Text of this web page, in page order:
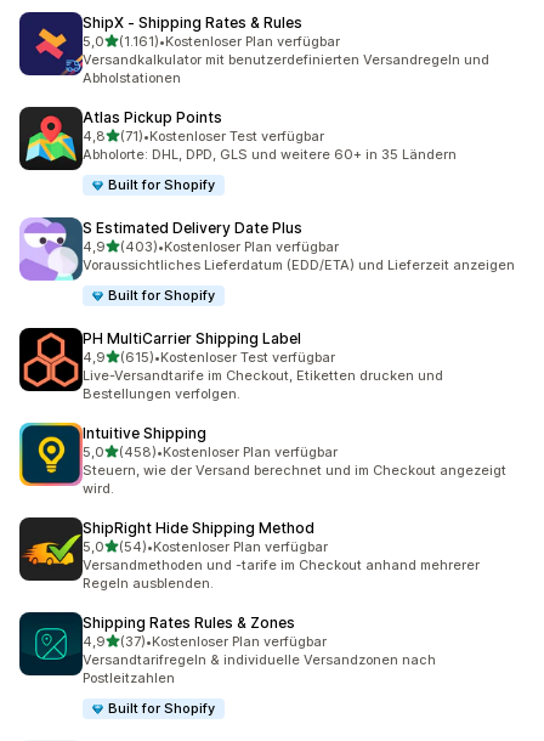
ShipX ‑ Shipping Rates & Rules
5,0von 5 Sternen
(1.161)
1161 Rezensionen insgesamt
•Kostenloser Plan verfügbar
Versandkalkulator mit benutzerdefinierten Versandregeln und
Abholstationen
Atlas Pickup Points
4,8von 5 Sternen
(71)
71 Rezensionen insgesamt
•Kostenloser Test verfügbar
Abholorte: DHL, DPD, GLS und weitere 60+ in 35 Ländern
Built for Shopify
S Estimated Delivery Date Plus
4,9von 5 Sternen
(403)
403 Rezensionen insgesamt
•Kostenloser Plan verfügbar
Voraussichtliches Lieferdatum (EDD/ETA) und Lieferzeit anzeigen
Built for Shopify
PH MultiCarrier Shipping Label
4,9von 5 Sternen
(615)
615 Rezensionen insgesamt
•Kostenloser Test verfügbar
Live-Versandtarife im Checkout, Etiketten drucken und
Bestellungen verfolgen.
Intuitive Shipping
5,0von 5 Sternen
(458)
458 Rezensionen insgesamt
•Kostenloser Plan verfügbar
Steuern, wie der Versand berechnet und im Checkout angezeigt
wird.
ShipRight Hide Shipping Method
5,0von 5 Sternen
(54)
54 Rezensionen insgesamt
•Kostenloser Plan verfügbar
Versandmethoden und -tarife im Checkout anhand mehrerer
Regeln ausblenden.
Shipping Rates Rules & Zones
4,9von 5 Sternen
(37)
37 Rezensionen insgesamt
•Kostenloser Plan verfügbar
Versandtarifregeln & individuelle Versandzonen nach
Postleitzahlen
Built for Shopify